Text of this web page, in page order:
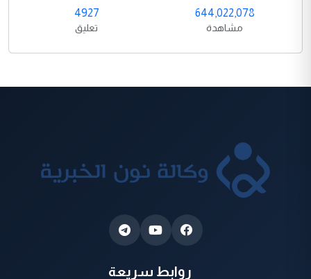
644,022,078
مشاهدة
4927
تعليق
روابط سريعة